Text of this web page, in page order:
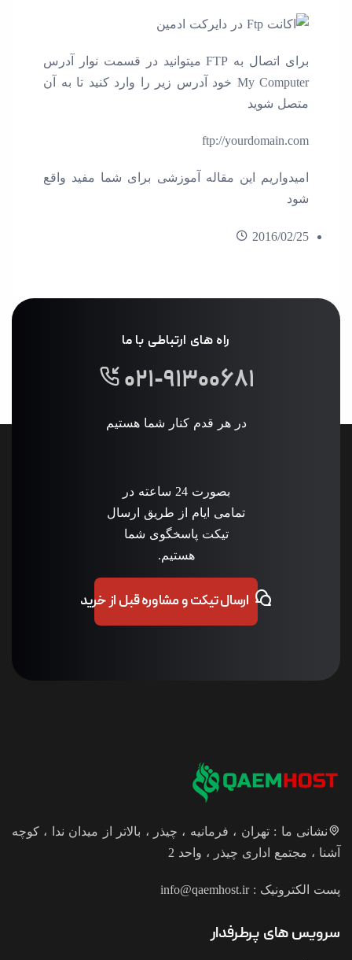
برای اتصال به FTP میتوانید در قسمت نوار آدرس
My Computer خود آدرس زیر را وارد کنید تا به آن
متصل شوید
ftp://yourdomain.com
امیدواریم این مقاله آموزشی برای شما مفید واقع
شود
2016/02/25
راه های ارتباطی با ما
۰۲۱-۹۱۳۰۰۶۸۱
در هر قدم کنار شما هستیم
بصورت 24 ساعته در
تمامی ایام از طریق ارسال
تیکت پاسخگوی شما
هستیم.
ارسال تیکت و مشاوره قبل از خرید
نشانی ما : تهران ، فرمانیه ، چیذر ، بالاتر از میدان ندا ، کوچه
آشنا ، مجتمع اداری چیذر ، واحد 2
پست الکترونیک :info@qaemhost.ir
سرویس های پرطرفدار